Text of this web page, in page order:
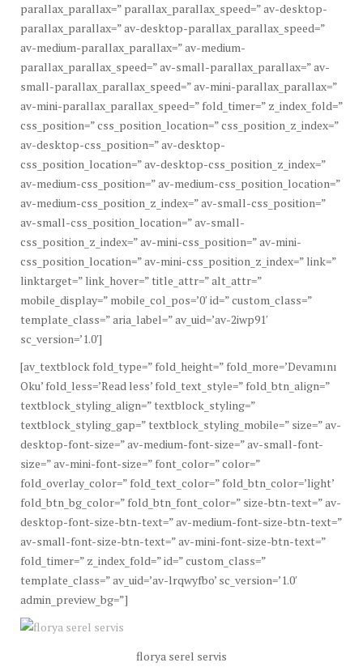
parallax_parallax=” parallax_parallax_speed=” av-desktop-
parallax_parallax=” av-desktop-parallax_parallax_speed=”
av-medium-parallax_parallax=” av-medium-
parallax_parallax_speed=” av-small-parallax_parallax=” av-
small-parallax_parallax_speed=” av-mini-parallax_parallax=”
av-mini-parallax_parallax_speed=” fold_timer=” z_index_fold=”
css_position=” css_position_location=” css_position_z_index=”
av-desktop-css_position=” av-desktop-
css_position_location=” av-desktop-css_position_z_index=”
av-medium-css_position=” av-medium-css_position_location=”
av-medium-css_position_z_index=” av-small-css_position=”
av-small-css_position_location=” av-small-
css_position_z_index=” av-mini-css_position=” av-mini-
css_position_location=” av-mini-css_position_z_index=” link=”
linktarget=” link_hover=” title_attr=” alt_attr=”
mobile_display=” mobile_col_pos=’0′ id=” custom_class=”
template_class=” aria_label=” av_uid=’av-2iwp91′
sc_version=’1.0′]
[av_textblock fold_type=” fold_height=” fold_more=’Devamını
Oku’ fold_less=’Read less’ fold_text_style=” fold_btn_align=”
textblock_styling_align=” textblock_styling=”
textblock_styling_gap=” textblock_styling_mobile=” size=” av-
desktop-font-size=” av-medium-font-size=” av-small-font-
size=” av-mini-font-size=” font_color=” color=”
fold_overlay_color=” fold_text_color=” fold_btn_color=’light’
fold_btn_bg_color=” fold_btn_font_color=” size-btn-text=” av-
desktop-font-size-btn-text=” av-medium-font-size-btn-text=”
av-small-font-size-btn-text=” av-mini-font-size-btn-text=”
fold_timer=” z_index_fold=” id=” custom_class=”
template_class=” av_uid=’av-lrqwyfbo’ sc_version=’1.0′
admin_preview_bg=”]
florya serel servis